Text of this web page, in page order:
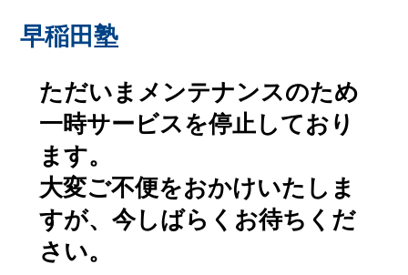
早稲田塾
ただいまメンテナンスのため
一時サービスを停止しており
ます。
大変ご不便をおかけいたしま
すが、今しばらくお待ちくだ
さい。